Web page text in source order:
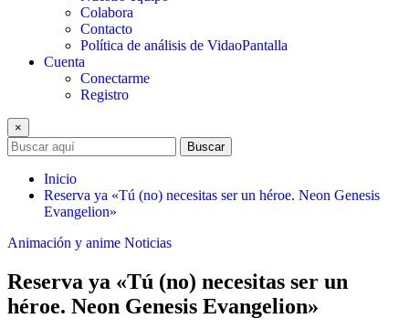
Colabora
Contacto
Política de análisis de VidaoPantalla
Cuenta
Conectarme
Registro
×
Buscar
Inicio
Reserva ya «Tú (no) necesitas ser un héroe. Neon Genesis
Evangelion»
Animación y anime Noticias
Reserva ya «Tú (no) necesitas ser un
héroe. Neon Genesis Evangelion»